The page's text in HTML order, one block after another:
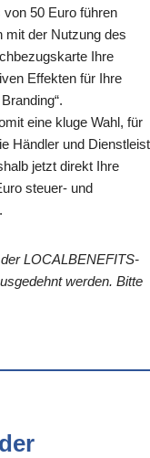
50 Euro führen
mit der Nutzung des
Ihre
Effekten für Ihre
eine kluge Wahl, für
Händler und
jetzt direkt Ihre
steuer- und
LOCALBENEFITS-
werden. Bitte